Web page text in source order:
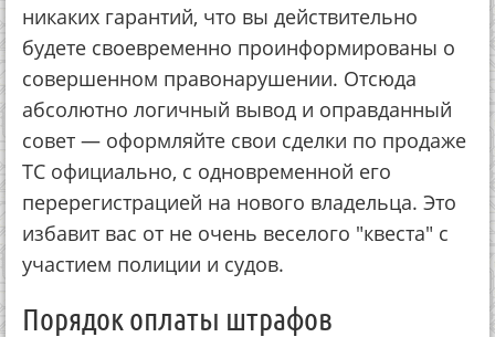
никаких гарантий, что вы действительно
будете своевременно проинформированы о
совершенном правонарушении. Отсюда
абсолютно логичный вывод и оправданный
совет — оформляйте свои сделки по продаже
ТС официально, с одновременной его
перерегистрацией на нового владельца. Это
избавит вас от не очень веселого "квеста" с
участием полиции и судов.
Порядок оплаты штрафов